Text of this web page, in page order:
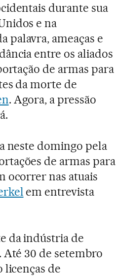
durante sua
e na
palavra, ameaças e
entre os aliados
de armas para
da morte de
. Agora, a pressão
neste domingo pela
de armas para
ocorrer nas atuais
em entrevista
da indústria de
Até 30 de setembro
licenças de